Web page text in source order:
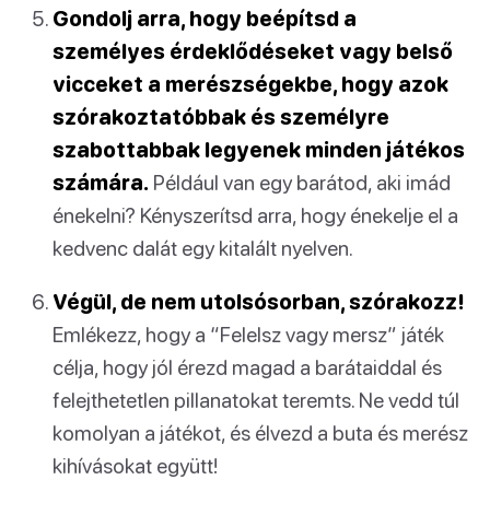
Gondolj arra, hogy beépítsd a
személyes érdeklődéseket vagy belső
vicceket a merészségekbe, hogy azok
szórakoztatóbbak és személyre
szabottabbak legyenek minden játékos
számára. Például van egy barátod, aki imád
énekelni? Kényszerítsd arra, hogy énekelje el a
kedvenc dalát egy kitalált nyelven.
Végül, de nem utolsósorban, szórakozz!
Emlékezz, hogy a “Felelsz vagy mersz” játék
célja, hogy jól érezd magad a barátaiddal és
felejthetetlen pillanatokat teremts. Ne vedd túl
komolyan a játékot, és élvezd a buta és merész
kihívásokat együtt!